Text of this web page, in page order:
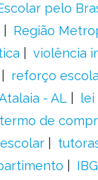
pelo
Região
violência
reforço
- AL
termo de